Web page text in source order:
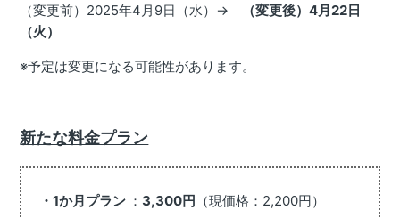
（変更前）2025年4月9日（水）→
（変更後）4月22日
（火）
※予定は変更になる可能性があります。
新たな料金プラン
・1か月プラン ： 3,300円 （現価格：2,200円）